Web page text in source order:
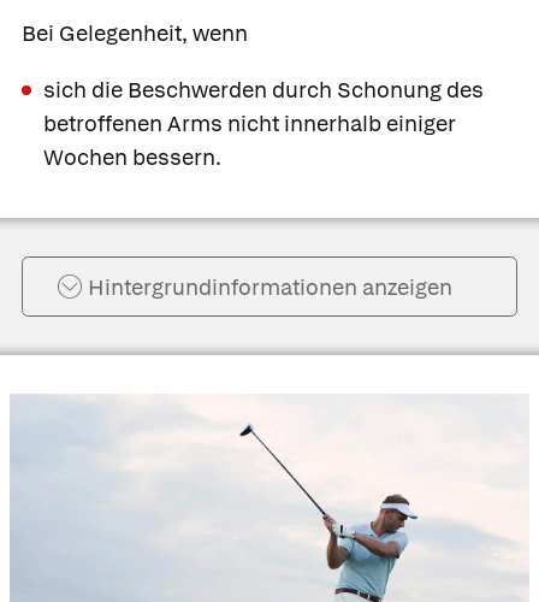
Bei Gelegenheit, wenn
sich die Beschwerden durch Schonung des
betroffenen Arms nicht innerhalb einiger
Wochen bessern.
Hintergrund­informationen anzeigen